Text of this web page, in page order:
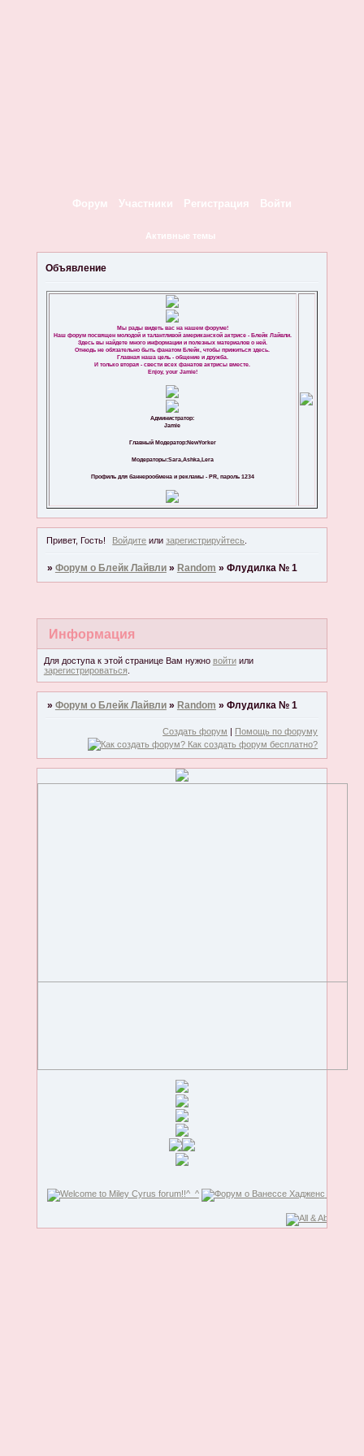
Форум Участники Регистрация Войти
Активные темы
Объявление
Мы рады видеть вас на нашем форуме!
Наш форум посвящен молодой и талантливой американской актрисе - Блейк Лайвли.
Здесь вы найдете много информации и полезных материалов о ней.
Отнюдь не обязательно быть фанатом Блейк, чтобы прижиться здесь.
Главная наша цель - общение и дружба.
И только вторая - свести всех фанатов актрисы вместе.
Enjoy, your Jamie!
Администратор:
Jamie
Главный Модератор:NewYorker
Модераторы:Sara,Ashka,Lera
Профиль для баннерообмена и рекламы - PR, пароль 1234
Привет, Гость! Войдите илизарегистрируйтесь
» Форум о Блейк Лайвли » Random » Флудилка № 1
Информация
Для доступа к этой странице Вам нужно войтиили
зарегистрироваться.
» Форум о Блейк Лайвли » Random » Флудилка № 1
Создать форум | Помощь по форуму